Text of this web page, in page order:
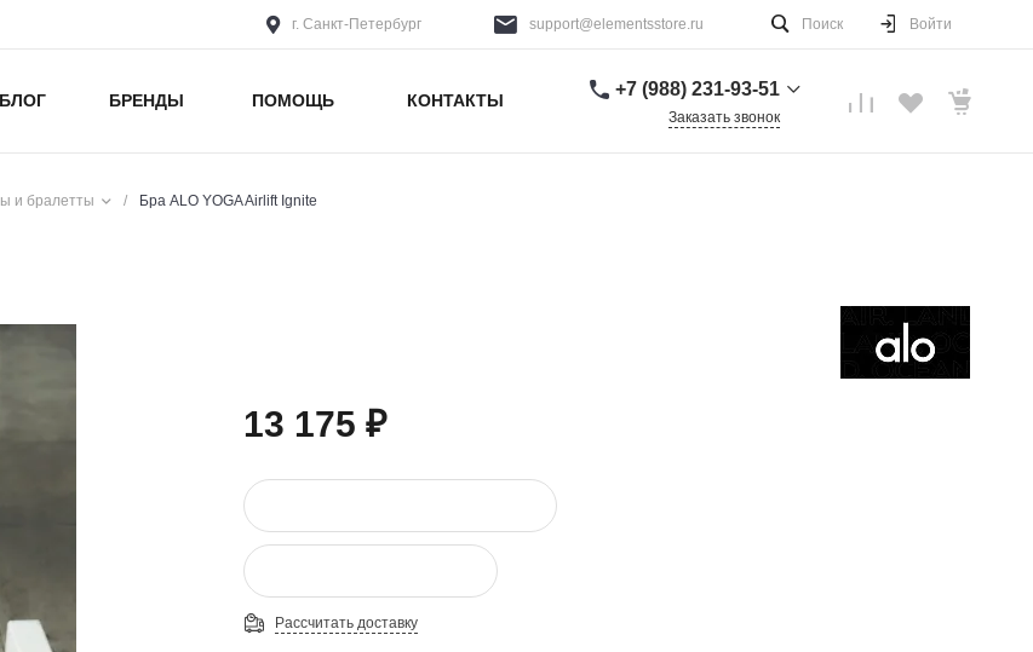
г. Санкт-Петербург support@elementsstore.ru Поиск Войти
БЛОГ БРЕНДЫ ПОМОЩЬ КОНТАКТЫ
+7 (988) 231-93-51
Заказать звонок
и бралетты / Бра ALO YOGA Airlift Ignite
13 175 ₽
Рассчитать доставку